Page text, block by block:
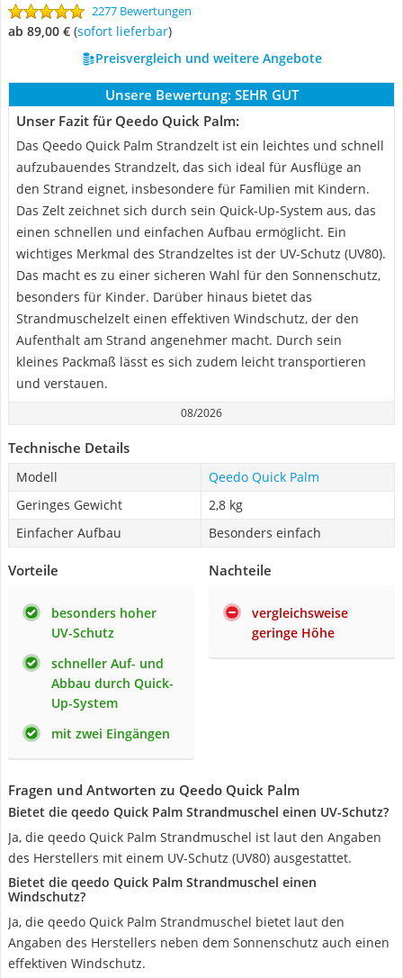
2277 Bewertungen
ab 89,00 € ( Sofort lieferbar)
Preisvergleich und weitere Angebote
Unsere Bewertung: SEHR GUT
Unser Fazit für Qeedo Quick Palm:
Das Qeedo Quick Palm Strandzelt ist ein leichtes und schnell
aufzubauendes Strandzelt, das sich ideal für Ausflüge an
den Strand eignet, insbesondere für Familien mit Kindern.
Das Zelt zeichnet sich durch sein Quick-Up-System aus, das
einen schnellen und einfachen Aufbau ermöglicht. Ein
wichtiges Merkmal des Strandzeltes ist der UV-Schutz (UV80).
Das macht es zu einer sicheren Wahl für den Sonnenschutz,
besonders für Kinder. Darüber hinaus bietet das
Strandmuschelzelt einen effektiven Windschutz, der den
Aufenthalt am Strand angenehmer macht. Durch sein
kleines Packmaß lässt es sich zudem leicht transportieren
und verstauen.
08/2026
Technische Details
Modell
Qeedo Quick Palm
Geringes Gewicht
2,8 kg
Einfacher Aufbau
Besonders einfach
Vorteile
besonders hoher
UV-Schutz
schneller Auf- und
Abbau durch Quick-
Up-System
mit zwei Eingängen
Nachteile
vergleichsweise
geringe Höhe
Fragen und Antworten zu Qeedo Quick Palm
Bietet die qeedo Quick Palm Strandmuschel einen UV-Schutz?
Ja, die qeedo Quick Palm Strandmuschel ist laut den Angaben
des Herstellers mit einem UV-Schutz (UV80) ausgestattet.
Bietet die qeedo Quick Palm Strandmuschel einen
Windschutz?
Ja, die qeedo Quick Palm Strandmuschel bietet laut den
Angaben des Herstellers neben dem Sonnenschutz auch einen
effektiven Windschutz.